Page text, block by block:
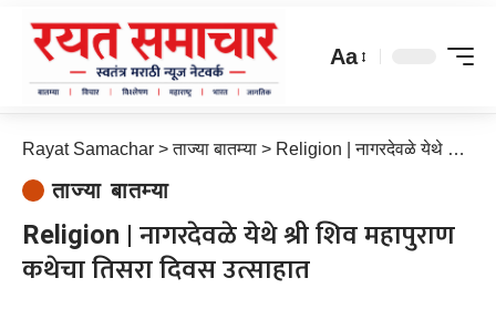
Aa
Rayat Samachar >ताज्या बातम्या > Religion | नागरदेवळे येथे श्री शिव महापुराण कथेचा तिसरा दिवस उत्साहात
ताज्या बातम्या
Religion | नागरदेवळे येथे श्री शिव महापुराण
कथेचा तिसरा दिवस उत्साहात